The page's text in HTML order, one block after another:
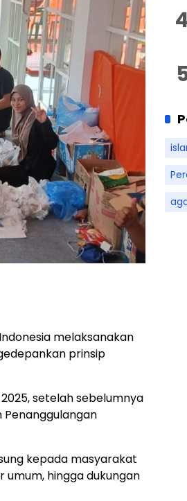
melaksanakan
prinsip
setelah sebelumnya
Penanggulangan
kepada masyarakat
hingga dukungan